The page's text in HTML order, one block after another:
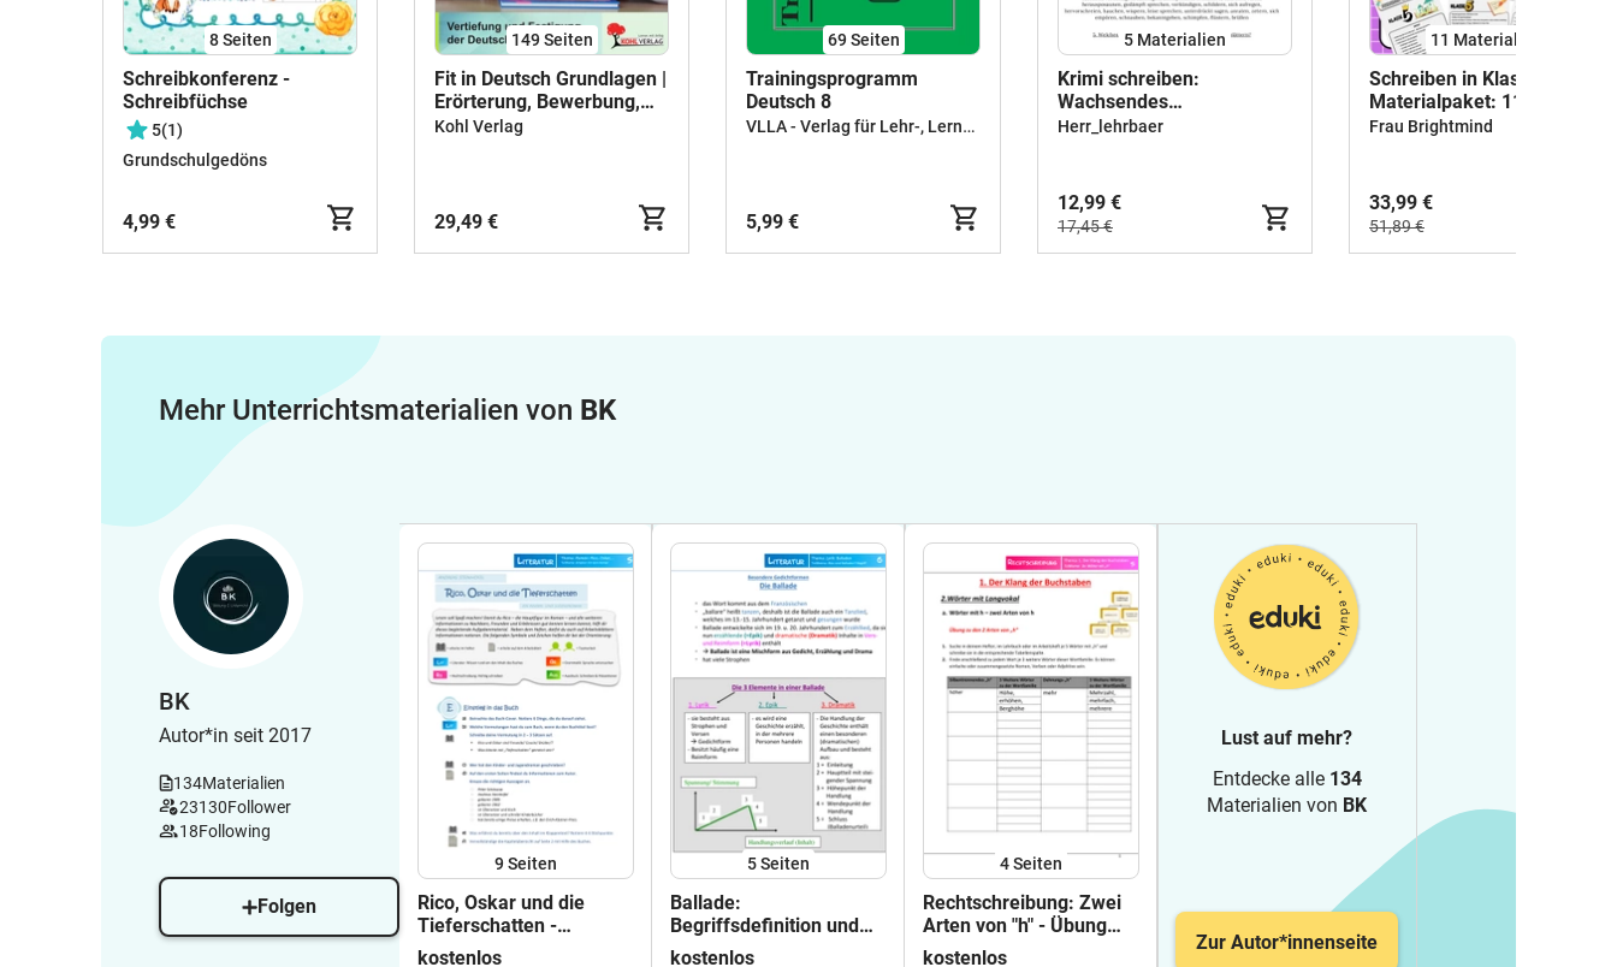
8Seiten
Schreibkonferenz -
Schreibfüchse
5(1)
Grundschulgedöns
4,99 €
149Seiten
Fit in Deutsch Grundlagen |
Erörterung, Bewerbung,
Inhaltsangabe,
Referat | Deutsch
Sekundarstufe I II Klasse
8-13 Lösungen
Kohl Verlag
29,49 €
69Seiten
Trainingsprogramm
Deutsch 8
VLLA - Verlag für Lehr-, Lern- & Arbeitsmittel
5,99 €
5 Materialien
Krimi schreiben:
Wachsendes
Materialpaket
Herr_lehrbaer
12,99 €
17,45 €
11 Materialien
Schreiben in Klasse 5 –
Materialpaket: 11
Dokumente mit Aufgaben,
Frau Brightmind
33,99 €
51,89 €
Mehr Unterrichtsmaterialien von BK
BK
Autor*in seit 2017
134Materialien
23130Follower
18Following
Folgen
9Seiten
Rico, Oskar und die
Tieferschatten -
Aufgaben zum Einstieg
kostenlos
5Seiten
Ballade:
Begriffsdefinition und
Grundwissen als
kostenlos
4Seiten
Rechtschreibung: Zwei
Arten von "h" - Übung
inklusive Lösung
kostenlos
Lust auf mehr?
Entdecke alle 134
Materialien von BK
Zur Autor*innenseite